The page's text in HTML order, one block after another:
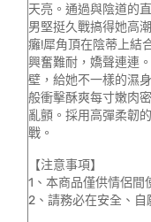
天亮。通過與陰道的
男堅挺久戰搞得她高
癱!犀角頂在陰蒂上結
興奮難耐，嬌聲連連
壁，給她不一樣的濕
般衝擊酥爽每寸嫩肉
亂顫。採用高彈柔韌
戰。
【注意事項】
1、本商品僅供情侶間
2、請務必在安全、自